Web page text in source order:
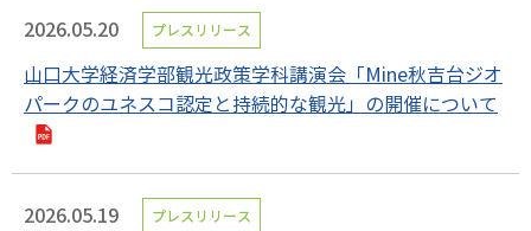
2026.05.20 プレスリリース
山口大学経済学部観光政策学科講演会「Mine秋吉台ジオ
パークのユネスコ認定と持続的な観光」の開催について
2026.05.19 プレスリリース